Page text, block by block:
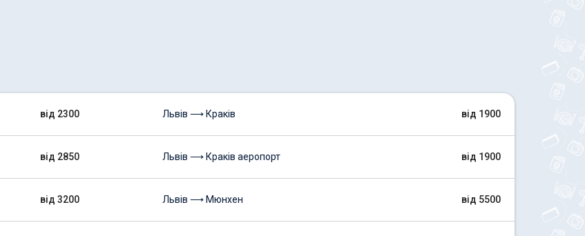
від 2300
від 2850
від 3200
Львів ⟶ Краків від 1900
Львів ⟶ Краків аеропорт від 1900
Львів ⟶ Мюнхен від 5500